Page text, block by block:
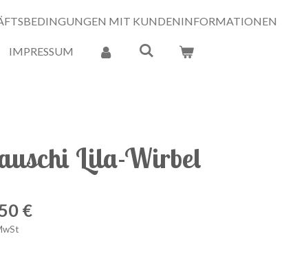
MIT KUNDENINFORMATIONEN
IMPRESSUM
Lila-Wirbel
€